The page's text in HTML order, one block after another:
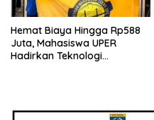
Hemat Biaya Hingga Rp588
Juta, Mahasiswa UPER
Hadirkan Teknologi